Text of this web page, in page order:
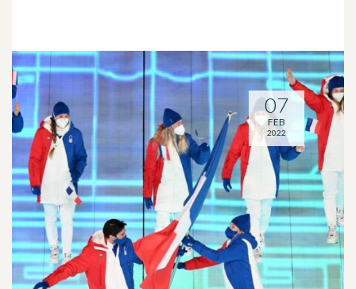
07
FEB
2022